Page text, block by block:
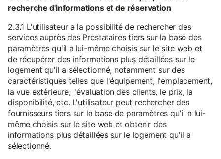
recherche d'informations et de réservation
2.3.1 L'utilisateur a la possibilité de rechercher des
services auprès des Prestataires tiers sur la base des
paramètres qu'il a lui-même choisis sur le site web et
de récupérer des informations plus détaillées sur le
logement qu'il a sélectionné, notamment sur des
caractéristiques telles que l'équipement, l'emplacement,
la vue extérieure, l'évaluation des clients, le prix, la
disponibilité, etc. L'utilisateur peut rechercher des
fournisseurs tiers sur la base de paramètres qu'il a lui-
même choisis sur le site web et obtenir des
informations plus détaillées sur le logement qu'il a
sélectionné.